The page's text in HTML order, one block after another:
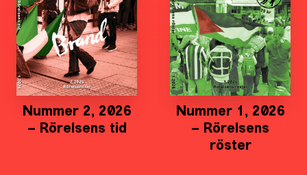
Nummer 2, 2026
– Rörelsens tid
Nummer 1, 2026
– Rörelsens
röster